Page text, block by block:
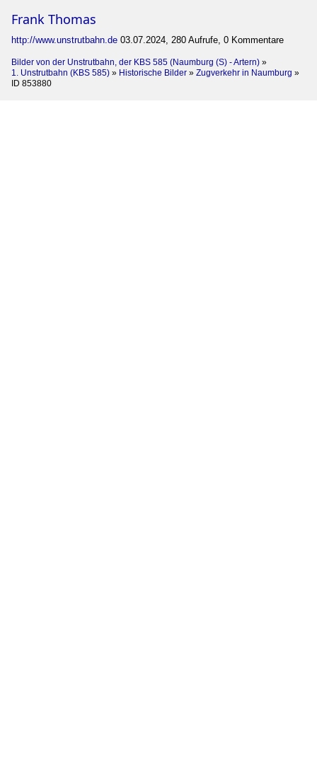
Frank Thomas
http://www.unstrutbahn.de 03.07.2024, 280 Aufrufe, 0 Kommentare
Bilder von der Unstrutbahn, der KBS 585 (Naumburg (S) - Artern) »
1. Unstrutbahn (KBS 585) » Historische Bilder » Zugverkehr in Naumburg »
ID 853880